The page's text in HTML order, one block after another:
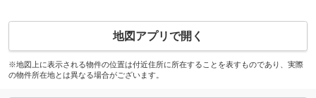
地図アプリで開く
※地図上に表示される物件の位置は付近住所に所在することを表すものであり、実際
の物件所在地とは異なる場合がございます。